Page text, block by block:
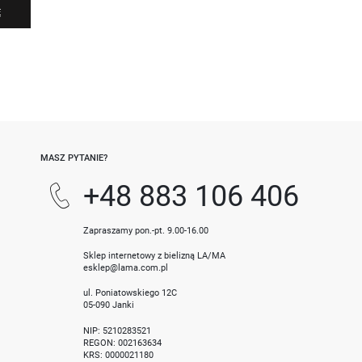
MASZ PYTANIE?
+48 883 106 406
Zapraszamy pon.-pt. 9.00-16.00
Sklep internetowy z bielizną LA/MA
esklep@lama.com.pl
ul. Poniatowskiego 12C
05-090 Janki
NIP: 5210283521
REGON: 002163634
KRS: 0000021180